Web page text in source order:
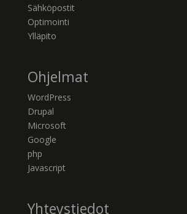
Sähköpostit
Optimointi
Ylläpito
Ohjelmat
WordPress
Drupal
Microsoft
Google
php
Javascript
Yhteystiedot